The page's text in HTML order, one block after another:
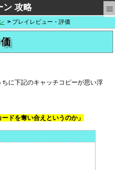
ン 攻略 ≡
プレイレビュー・評価
に下記のキャッチコピーが思い浮
ドを奪い合えというのか」